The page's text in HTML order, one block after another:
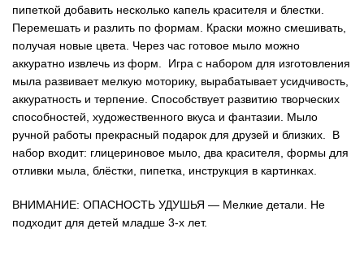
пипеткой добавить несколько капель красителя и блестки.
Перемешать и разлить по формам. Краски можно смешивать,
получая новые цвета. Через час готовое мыло можно
аккуратно извлечь из форм. Игра с набором для изготовления
мыла развивает мелкую моторику, вырабатывает усидчивость,
аккуратность и терпение. Способствует развитию творческих
способностей, художественного вкуса и фантазии. Мыло
ручной работы прекрасный подарок для друзей и близких. В
набор входит: глицериновое мыло, два красителя, формы для
отливки мыла, блёстки, пипетка, инструкция в картинках.
ВНИМАНИЕ: ОПАСНОСТЬ УДУШЬЯ — Мелкие детали. Не
подходит для детей младше 3-х лет.